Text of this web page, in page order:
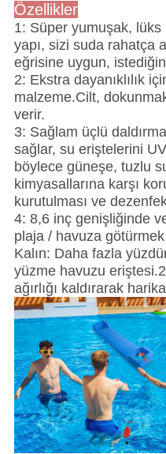
Özellikler
1: Süper yumuşak,
yapı, sizi suda rahatça
eğrisine uygun,
2: Ekstra dayanıklılık
malzeme.Cilt,
verir.
3: Sağlam üçlü
sağlar, su eriştelerini
böylece güneşe, tuzlu
kimyasallarına karşı
kurutulması ve
4: 8,6 inç genişliğinde
plaja / havuza
Kalın: Daha fazla
yüzme havuzu
ağırlığı kaldırarak